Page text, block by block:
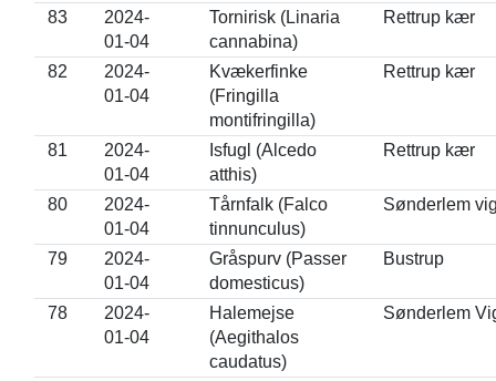
83
2024-
01-04
Tornirisk (Linaria
cannabina)
Rettrup kær
82
2024-
01-04
Kvækerfinke
(Fringilla
montifringilla)
Rettrup kær
81
2024-
01-04
Isfugl (Alcedo
atthis)
Rettrup kær
80
2024-
01-04
Tårnfalk (Falco
tinnunculus)
Sønderlem
79
2024-
01-04
Gråspurv (Passer
domesticus)
Bustrup
78
2024-
01-04
Halemejse
(Aegithalos
caudatus)
Sønderlem